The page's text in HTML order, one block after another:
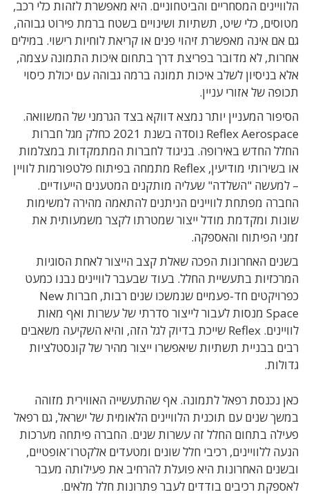
הלוויינים המסחריים והביטחוניים. היא מאפשרת לזהות כלי רכב,
מטוסים, כלי שיט, תשתיות ושינויים בשטח ברמת פירוט גבוהה,
גם אם אינה מאפשרת זיהוי פנים או קריאת לוחיות רישוי. במילים
אחרות, לא מדובר בפריצת דרך בתחום איכות התמונה עצמה,
אלא בניסיון לשלב איכות תמונה ברמה גבוהה עם יכולת כיסוי
תכופה של אזורי עניין.
הסיפור המעניין יותר נמצא דווקא בצד הגרמני של המשוואה.
Reflex Aerospace נוסדה בשנת 2021 כחלק מגל חברות
החלל החדש באירופה. בניגוד לחברות המתמקדות במצלמות
או בשירותי מודיעין, Reflex מתמחה בפיתוח פלטפורמות לוויין
– למעשה "השלדה" שעליה מותקנים המטענים הייעודיים.
החברה מפתחת לוויינים הניתנים להתאמה מהירה למשימות
שונות ומקדמת מודל ייצור שמטרתו לקצר משמעותית את
זמני הפיתוח והאספקה.
בשנים האחרונות הפכה שאלת קצב הייצור לאחת הסוגיות
המרכזיות בתעשיית החלל. בעוד שבעבר לוויינים נבנו כמעט
כפרויקטים חד-פעמיים שנמשכו שנים רבות, חברות New
Space מנסות לעבור לייצור סדרתי של עשרות ואף מאות
לוויינים. Reflex שייכת בדיוק לגל הזה, והיא השקיעה משאבים
רבים בבניית תשתיות שיאפשרו ייצור מהיר של קונסטלציות
גדולות.
כאן נכנסת רפאל לתמונה. אף שהתעשייה האווירית מזוהה
במשך שנים עם תוכנית הלוויינים הלאומית של ישראל, גם רפאל
פעילה בתחום החלל זה עשרות שנים. החברה פיתחה מערכות
הנעה ללוויינים, רכיבי חלל שונים ומטעדים אלקטרו־אופטיים,
ובשנים האחרונות היא פועלת להרחיב את פעילותה מעבר
לאספקת רכיבים בודדים לעבר פתרונות חלל מלאים.